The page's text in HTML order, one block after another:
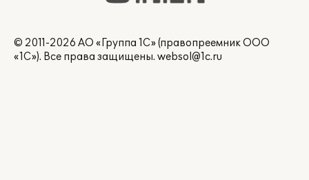
© 2011-2026 АО «Группа 1С» (правопреемник ООО
«1С»). Все права защищены. websol@1c.ru